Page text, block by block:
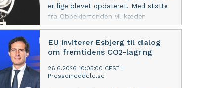
er lige blevet opdateret. Med støtte
fra Obbekjerfonden vil kæden
fremover også bære på fortællinger
EU inviterer Esbjerg til dialog
om fremtidens CO2-lagring
26.6.2026 10:05:00 CEST
Pressemeddelelse